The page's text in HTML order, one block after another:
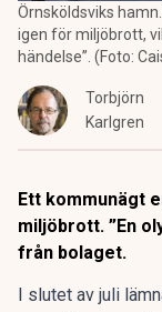
Örnsköldsviks
igen för miljöbrott,
händelse”. (Foto:
Torbjörn
Karlgren
Ett kommunägt
miljöbrott. ”En
från bolaget.
I slutet av juli